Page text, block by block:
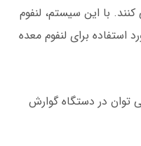
با این سیستم، لنفوم
مورد استفاده برای لنفوم معده
می توان در دستگاه گوارش